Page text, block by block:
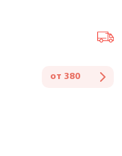
от 380